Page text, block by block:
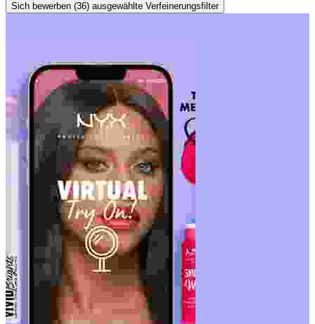
Sich bewerben (36) ausgewählte Verfeinerungsfilter